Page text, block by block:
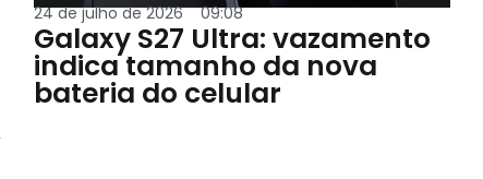
24 de julho de 2026 09:08
Galaxy S27 Ultra: vazamento
indica tamanho da nova
bateria do celular